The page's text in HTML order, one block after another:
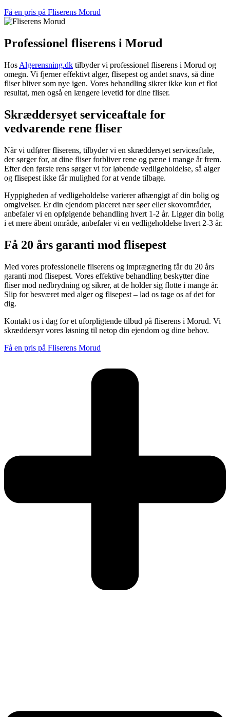
Få en pris på Fliserens Morud
Professionel fliserens i Morud
Hos Algerensning.dk tilbyder vi professionel fliserens i Morud og
omegn. Vi fjerner effektivt alger, flisepest og andet snavs, så dine
fliser bliver som nye igen. Vores behandling sikrer ikke kun et flot
resultat, men også en længere levetid for dine fliser.
Skræddersyet serviceaftale for
vedvarende rene fliser
Når vi udfører fliserens, tilbyder vi en skræddersyet serviceaftale,
der sørger for, at dine fliser forbliver rene og pæne i mange år frem.
Efter den første rens sørger vi for løbende vedligeholdelse, så alger
og flisepest ikke får mulighed for at vende tilbage.
Hyppigheden af vedligeholdelse varierer afhængigt af din bolig og
omgivelser. Er din ejendom placeret nær søer eller skovområder,
anbefaler vi en opfølgende behandling hvert 1-2 år. Ligger din bolig
i et mere åbent område, anbefaler vi en vedligeholdelse hvert 2-3 år.
Få 20 års garanti mod flisepest
Med vores professionelle fliserens og imprægnering får du 20 års
garanti mod flisepest. Vores effektive behandling beskytter dine
fliser mod nedbrydning og sikrer, at de holder sig flotte i mange år.
Slip for besværet med alger og flisepest – lad os tage os af det for
dig.
Kontakt os i dag for et uforpligtende tilbud på fliserens i Morud. Vi
skræddersyr vores løsning til netop din ejendom og dine behov.
Få en pris på Fliserens Morud